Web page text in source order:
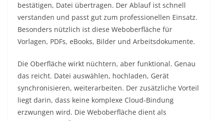
bestätigen, Datei übertragen. Der Ablauf ist schnell
verstanden und passt gut zum professionellen Einsatz.
Besonders nützlich ist diese Weboberfläche für
Vorlagen, PDFs, eBooks, Bilder und Arbeitsdokumente.
Die Oberfläche wirkt nüchtern, aber funktional. Genau
das reicht. Datei auswählen, hochladen, Gerät
synchronisieren, weiterarbeiten. Der zusätzliche Vorteil
liegt darin, dass keine komplexe Cloud-Bindung
erzwungen wird. Die Weboberfläche dient als